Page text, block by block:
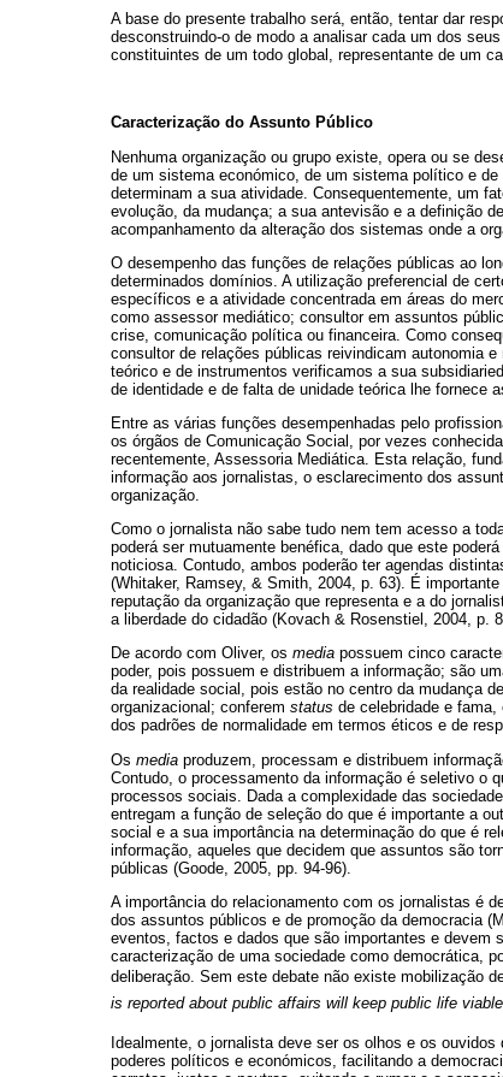
A base do presente trabalho será, então, tentar dar
desconstruindo-o de modo a analisar cada um dos
constituintes de um todo global, representante de um
Caracterização do Assunto Público
Nenhuma organização ou grupo existe, opera ou se
de um sistema económico, de um sistema político e
determinam a sua atividade. Consequentemente, um
evolução, da mudança; a sua antevisão e a definição
acompanhamento da alteração dos sistemas onde a
O desempenho das funções de relações públicas ao
determinados domínios. A utilização preferencial de
específicos e a atividade concentrada em áreas do
como assessor mediático; consultor em assuntos
crise, comunicação política ou financeira. Como
consultor de relações públicas reivindicam autonomia
teórico e de instrumentos verificamos a sua
de identidade e de falta de unidade teórica lhe fornece
Entre as várias funções desempenhadas pelo
os órgãos de Comunicação Social, por vezes
recentemente, Assessoria Mediática. Esta relação,
informação aos jornalistas, o esclarecimento dos
organização.
Como o jornalista não sabe tudo nem tem acesso a
poderá ser mutuamente benéfica, dado que este
noticiosa. Contudo, ambos poderão ter agendas
(Whitaker, Ramsey, & Smith, 2004, p. 63). É
reputação da organização que representa e a do
a liberdade do cidadão (Kovach & Rosenstiel, 2004, p.
De acordo com Oliver, os media possuem cinco
poder, pois possuem e distribuem a informação; são
da realidade social, pois estão no centro da mudança
organizacional; conferem status de celebridade e
dos padrões de normalidade em termos éticos e de
Os media produzem, processam e distribuem
Contudo, o processamento da informação é seletivo o
processos sociais. Dada a complexidade das
entregam a função de seleção do que é importante a
social e a sua importância na determinação do que é
informação, aqueles que decidem que assuntos são
públicas (Goode, 2005, pp. 94-96).
A importância do relacionamento com os jornalistas é
dos assuntos públicos e de promoção da democracia
eventos, factos e dados que são importantes e devem
caracterização de uma sociedade como democrática,
deliberação. Sem este debate não existe mobilização
is reported about public affairs will keep public life viable
Idealmente, o jornalista deve ser os olhos e os
poderes políticos e económicos, facilitando a